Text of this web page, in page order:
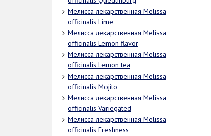
Мелисса лекарственная Melissa
officinalis Lime
Мелисса лекарственная Melissa
officinalis Lemon flavor
Мелисса лекарственная Melissa
officinalis Lemon tea
Мелисса лекарственная Melissa
officinalis Mojito
Мелисса лекарственная Melissa
officinalis Variegated
Мелисса лекарственная Melissa
officinalis Freshness